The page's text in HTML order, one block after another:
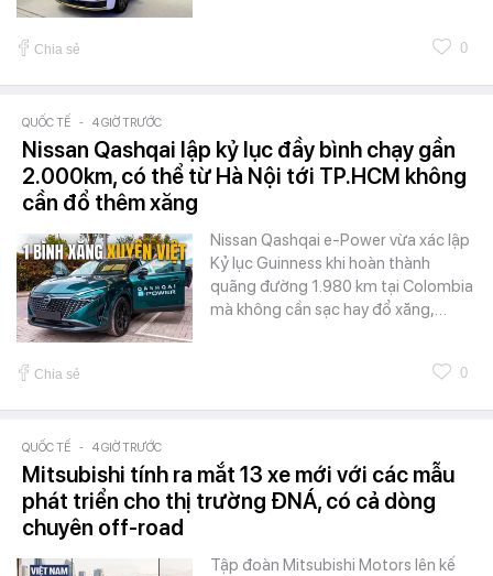
Chia sẻ 0
QUỐC TẾ - 4 GIỜ TRƯỚC
Nissan Qashqai lập kỷ lục đầy bình chạy gần
2.000km, có thể từ Hà Nội tới TP.HCM không
cần đổ thêm xăng
Nissan Qashqai e-Power vừa xác lập
Kỷ lục Guinness khi hoàn thành
quãng đường 1.980 km tại Colombia
mà không cần sạc hay đổ xăng,…
Chia sẻ 0
QUỐC TẾ - 4 GIỜ TRƯỚC
Mitsubishi tính ra mắt 13 xe mới với các mẫu
phát triển cho thị trường ĐNÁ, có cả dòng
chuyên off-road
Tập đoàn Mitsubishi Motors lên kế